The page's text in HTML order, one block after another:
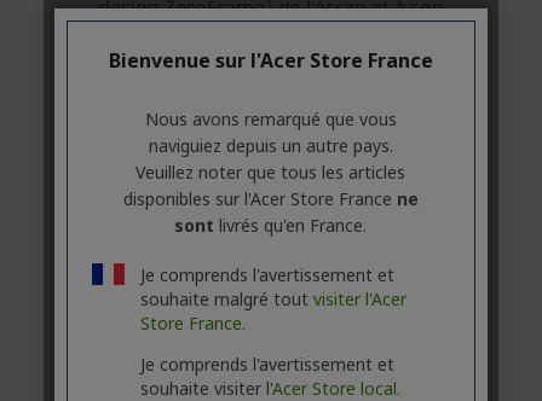
Bienvenue sur l'Acer Store France
Nous avons remarqué que vous
naviguiez depuis un autre pays.
Veuillez noter que tous les articles
disponibles sur l'Acer Store France ne
sont livrés qu'en France.
Je comprends l'avertissement et
souhaite malgré tout visiter l'Acer
Store France.
Je comprends l'avertissement et
souhaite visiter l'Acer Store local.